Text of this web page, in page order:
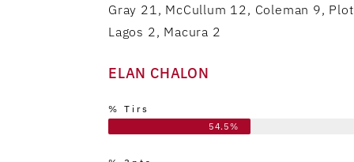
Gray 21, McCullum 12, Coleman 9,
Lagos 2, Macura 2
ELAN CHALON
% Tirs
54.5%